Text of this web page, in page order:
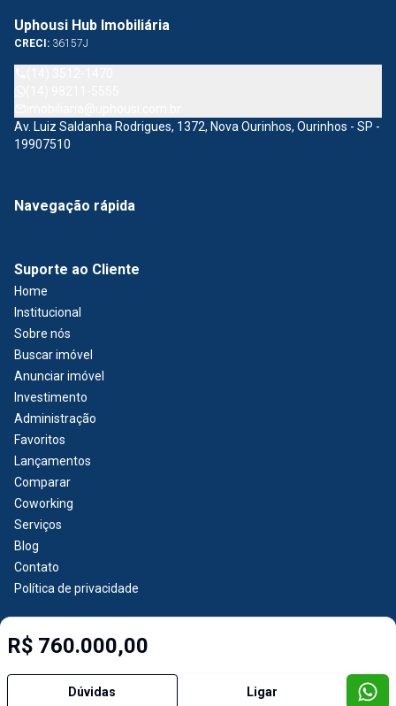
R$ 760.000,00
Dúvidas Ligar
Uphousi Hub Imobiliária
CRECI: 36157J
Av. Luiz Saldanha Rodrigues, 1372, Nova Ourinhos, Ourinhos - SP -
19907510
Navegação rápida
Suporte ao Cliente
Home
Institucional
Sobre nós
Buscar imóvel
Anunciar imóvel
Investimento
Administração
Favoritos
Lançamentos
Comparar
Coworking
Serviços
Blog
Contato
Política de privacidade
Selo de Tecnologia Loft